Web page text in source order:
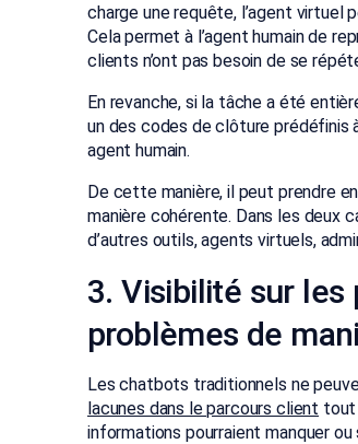
charge une requête, l’agent virtuel
Cela permet à l’agent humain de
clients n’ont pas besoin de se
En revanche, si la tâche a été
un des codes de clôture prédéfinis
agent humain.
De cette manière, il peut prendre
manière cohérente. Dans les deux
d’autres outils, agents virtuels,
3. Visibilité sur
problèmes de
Les chatbots traditionnels ne
lacunes dans le parcours client tout
informations pourraient manquer